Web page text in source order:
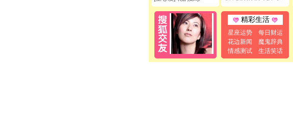
精彩生活
星座运势
每日财运
花边新闻
魔鬼辞典
情感测试
生活笑话